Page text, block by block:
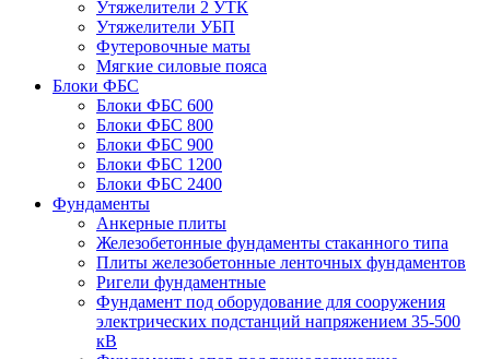
Утяжелители 2 УТК
Утяжелители УБП
Футеровочные маты
Мягкие силовые пояса
Блоки ФБС
Блоки ФБС 600
Блоки ФБС 800
Блоки ФБС 900
Блоки ФБС 1200
Блоки ФБС 2400
Фундаменты
Анкерные плиты
Железобетонные фундаменты стаканного типа
Плиты железобетонные ленточных фундаментов
Ригели фундаментные
Фундамент под оборудование для сооружения
электрических подстанций напряжением 35-500
кВ